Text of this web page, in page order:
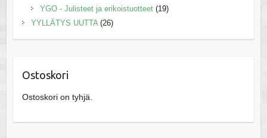
YGO - Julisteet ja erikoistuotteet (19)
YYLLÄTYS UUTTA (26)
Ostoskori
Ostoskori on tyhjä.